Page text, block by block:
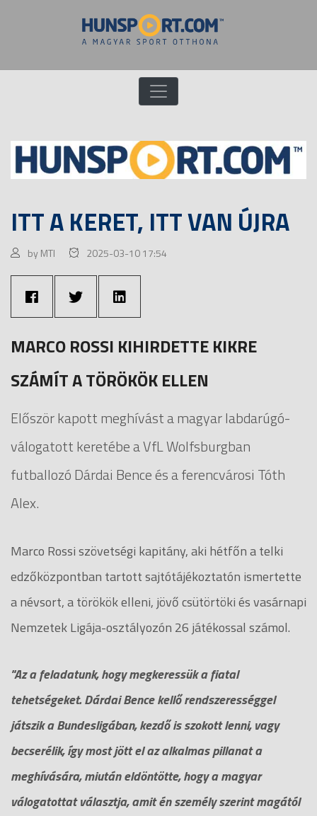
ITT A KERET, ITT VAN ÚJRA
by MTI 2025-03-10 17:54
MARCO ROSSI KIHIRDETTE KIKRE
SZÁMÍT A TÖRÖKÖK ELLEN
Először kapott meghívást a magyar labdarúgó-
válogatott keretébe a VfL Wolfsburgban
futballozó Dárdai Bence és a ferencvárosi Tóth
Alex.
Marco Rossi szövetségi kapitány, aki hétfőn a telki
edzőközpontban tartott sajtótájékoztatón ismertette
a névsort, a törökök elleni, jövő csütörtöki és vasárnapi
Nemzetek Ligája-osztályozón 26 játékossal számol.
"Az a feladatunk, hogy megkeressük a fiatal
tehetségeket. Dárdai Bence kellő rendszerességgel
játszik a Bundesligában, kezdő is szokott lenni, vagy
becserélik, így most jött el az alkalmas pillanat a
meghívására, miután eldöntötte, hogy a magyar
válogatottat választja, amit én személy szerint magától